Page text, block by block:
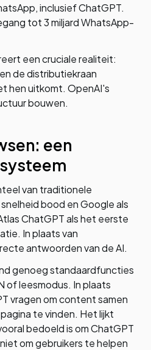
inclusief ChatGPT.
tot 3 miljard WhatsApp-
een cruciale realiteit:
de distributiekraan
hen uitkomt. OpenAI's
bouwen.
een
van traditionele
bood en Google als
ChatGPT als het eerste
In plaats van
antwoorden van de AI.
genoeg standaardfuncties
of leesmodus. In plaats
vragen om content samen
te vinden. Het lijkt
bedoeld is om ChatGPT
om gebruikers te helpen